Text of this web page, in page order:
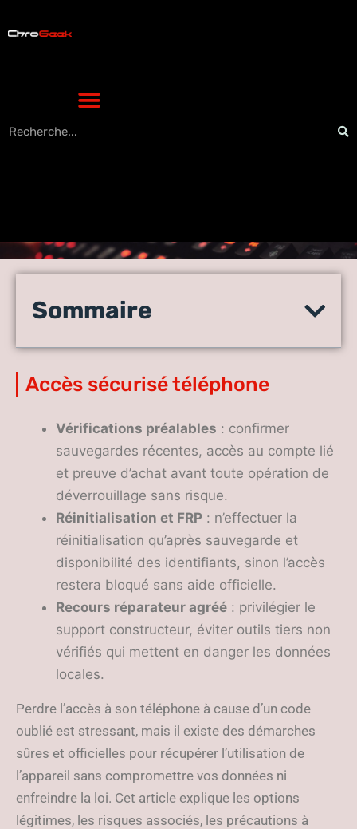
verrouillage écran Android :
l’accès
Sommaire
Accès sécurisé téléphone
Vérifications préalables : confirmer
sauvegardes récentes, accès au compte lié
et preuve d’achat avant toute opération de
déverrouillage sans risque.
Réinitialisation et FRP : n’effectuer la
réinitialisation qu’après sauvegarde et
disponibilité des identifiants, sinon l’accès
restera bloqué sans aide officielle.
Recours réparateur agréé : privilégier le
support constructeur, éviter outils tiers non
vérifiés qui mettent en danger les données
locales.
Perdre l’accès à son téléphone à cause d’un code
oublié est stressant, mais il existe des démarches
sûres et officielles pour récupérer l’utilisation de
l’appareil sans compromettre vos données ni
enfreindre la loi. Cet article explique les options
légitimes, les risques associés, les précautions à